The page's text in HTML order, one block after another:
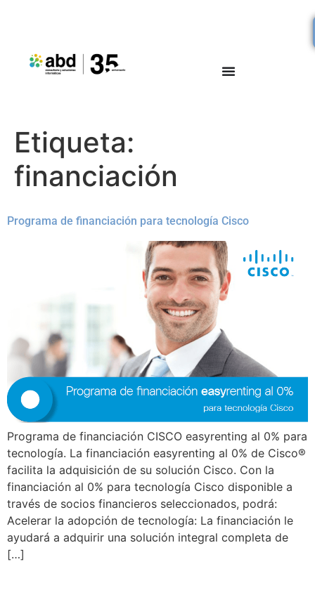
Etiqueta:
financiación
Programa de financiación para tecnología Cisco
Programa de financiación CISCO easyrenting al 0% para
tecnología. La financiación easyrenting al 0% de Cisco®
facilita la adquisición de su solución Cisco. Con la
financiación al 0% para tecnología Cisco disponible a
través de socios financieros seleccionados, podrá:
Acelerar la adopción de tecnología: La financiación le
ayudará a adquirir una solución integral completa de
[…]